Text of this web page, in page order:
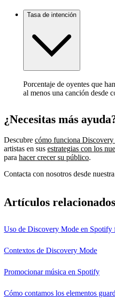
Tasa de intención
Porcentaje de oyentes que
al menos una canción desde
¿Necesitas más
Descubre cómo funciona
artistas en sus estrategias con los
para hacer crecer su público.
Contacta con nosotros desde nuestra
Artículos relacionados
Uso de Discovery Mode en Spotify
Contextos de Discovery Mode
Promocionar música en Spotify
Cómo contamos los elementos